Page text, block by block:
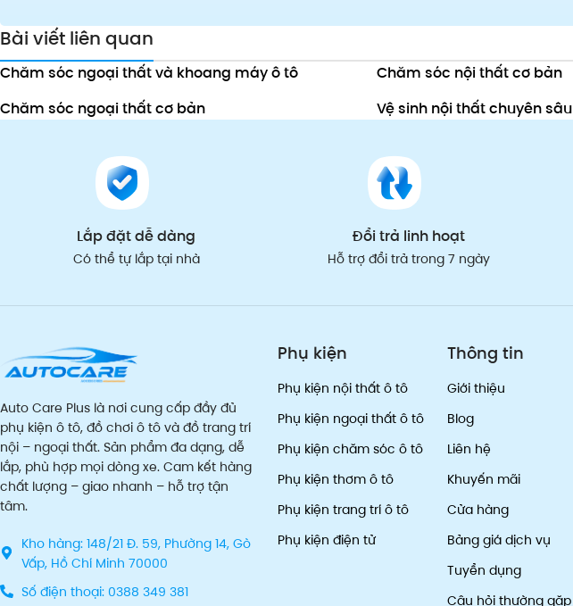
Bài viết liên quan
Chăm sóc ngoại thất và khoang máy ô tô
Chăm sóc nội thất cơ bản
Chăm sóc ngoại thất cơ bản
Vệ sinh nội thất chuyên sâu
Lắp đặt dễ dàng
Có thể tự lắp tại nhà
Đổi trả linh hoạt
Hỗ trợ đổi trả trong 7 ngày
Auto Care Plus là nơi cung cấp đầy đủ
phụ kiện ô tô, đồ chơi ô tô và đồ trang trí
nội – ngoại thất. Sản phẩm đa dạng, dễ
lắp, phù hợp mọi dòng xe. Cam kết hàng
chất lượng – giao nhanh – hỗ trợ tận
tâm.
Kho hàng: 148/21 Đ. 59, Phường 14, Gò
Vấp, Hồ Chí Minh 70000
Số điện thoại: 0388 349 381
Phụ kiện
Phụ kiện nội thất ô tô
Phụ kiện ngoại thất ô tô
Phụ kiện chăm sóc ô tô
Phụ kiện thơm ô tô
Phụ kiện trang trí ô tô
Phụ kiện điện tử
Thông tin
Giới thiệu
Blog
Liên hệ
Khuyến mãi
Cửa hàng
Bảng giá dịch vụ
Tuyển dụng
Câu hỏi thường gặp